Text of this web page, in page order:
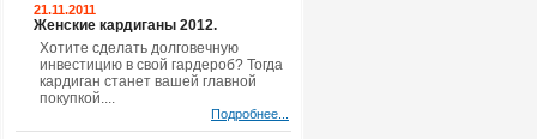
21.11.2011
Женские кардиганы 2012.
Хотите сделать долговечную
инвестицию в свой гардероб? Тогда
кардиган станет вашей главной
покупкой....
Подробнее...